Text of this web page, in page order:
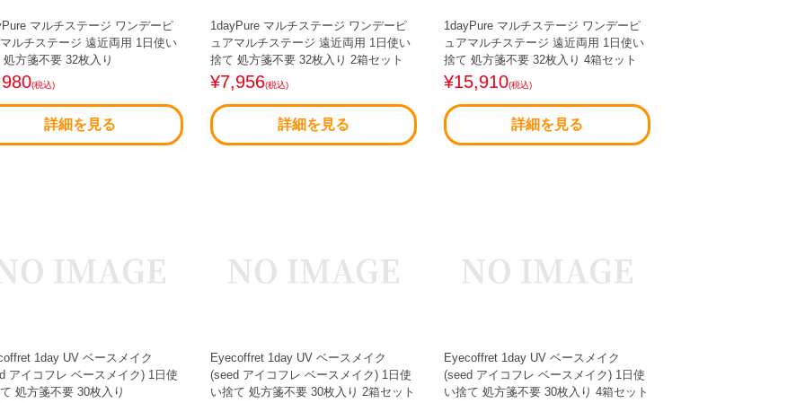
マルチステージ ワンデーピ
ルチステージ 遠近両用 1日使い
処方箋不要 32枚入り
(税込)
詳細を見る
1dayPure マルチステージ ワンデーピ
ュアマルチステージ 遠近両用 1日使い
捨て 処方箋不要 32枚入り 2箱セット
¥7,956(税込)
詳細を見る
1dayPure マルチステージ ワンデーピ
ュアマルチステージ 遠近両用 1日使い
捨て 処方箋不要 32枚入り 4箱セット
¥15,910(税込)
詳細を見る
1day UV ベースメイク
アイコフレ ベースメイク) 1日使
処方箋不要 30枚入り
Eyecoffret 1day UV ベースメイク
(seed アイコフレ ベースメイク) 1日使
い捨て 処方箋不要 30枚入り 2箱セット
Eyecoffret 1day UV ベースメイク
(seed アイコフレ ベースメイク) 1日使
い捨て 処方箋不要 30枚入り 4箱セット